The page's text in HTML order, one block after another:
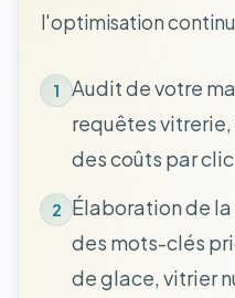
l'optimisation
1
Audit de votre
requêtes
des coûts par
2 Élaboration de
des mots-clés
de glace, vitrier